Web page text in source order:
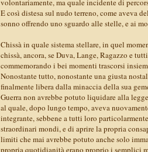
volontariamente, ma quale incidente di
E così distesa sul nudo terreno, come aveva
sonno offrendo uno sguardo alle stelle, e ai
Chissà in quale sistema stellare, in quel
chissà, ancora, se Duva, Lange, Ragazzo e
commemorando i bei momenti trascorsi
Nonostante tutto, nonostante una giusta
finalmente libera dalla minaccia della sua
Guerra non avrebbe potuto liquidare alla
al quale, dopo lungo tempo, aveva
integrante, sebbene a tutti loro
straordinari mondi, e di aprire la propria
limiti che mai avrebbe potuto anche solo
propria quotidianità erano proprio i semplici